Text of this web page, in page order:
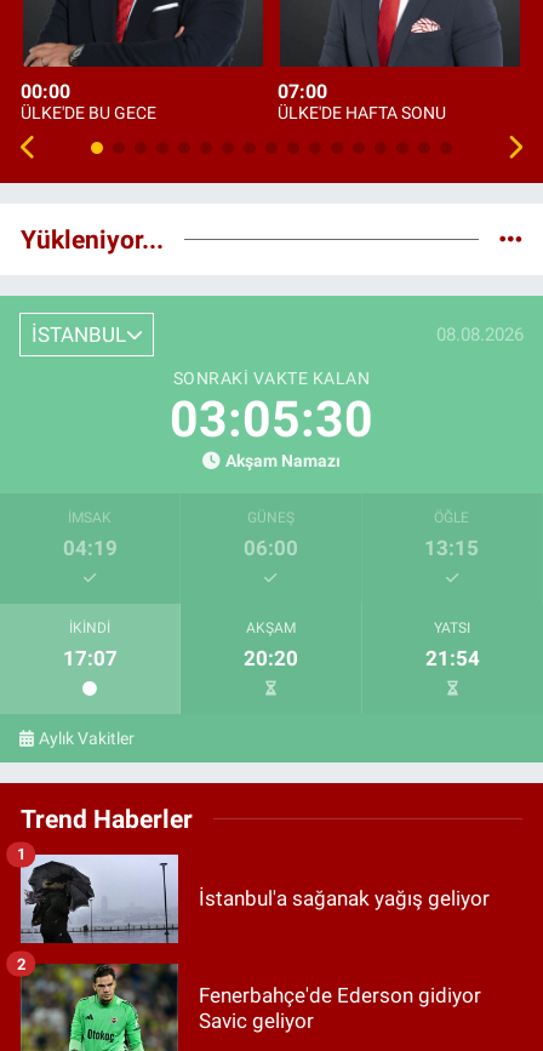
00:00
ÜLKE'DE BU GECE
07:00
ÜLKE'DE HAFTA SONU
Yükleniyor...
İSTANBUL 08.08.2026
SONRAKI VAKTE KALAN
03:05:29
Akşam Namazı
İMSAK
04:19
GÜNEŞ
06:00
ÖĞLE
13:15
İKINDI
17:07
AKŞAM
20:20
YATSI
21:54
Aylık Vakitler
Trend Haberler
İstanbul'a sağanak yağış geliyor
1
Fenerbahçe'de Ederson gidiyor
Savic geliyor
2